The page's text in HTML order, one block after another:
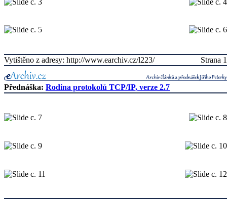
Strana 1
Vytištěno z adresy: http://www.earchiv.cz/l223/
Přednáška: Rodina protokolů TCP/IP, verze 2.7